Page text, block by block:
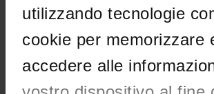
utilizzando tecnologie
cookie per memorizzare
accedere alle